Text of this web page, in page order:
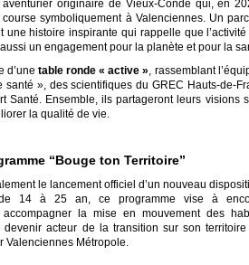
aventurier originaire de Vieux-Condé qui, en
symboliquement à Valenciennes. Un
une histoire inspirante qui rappelle que
un engagement pour la planète et pour la
d’unetable ronde « active », rassemblant
santé », des scientifiques du GREC Hauts-de-
Santé. Ensemble, ils partageront leurs visions
la qualité de vie.
“Bouge ton Territoire”
le lancement officiel d’un nouveau
14 à 25 an, ce programme vise à
la mise en mouvement des
acteur de la transition sur son
Valenciennes Métropole.